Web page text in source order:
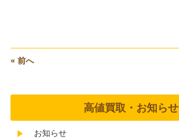
« 前へ
高値買取・お知らせ
お知らせ